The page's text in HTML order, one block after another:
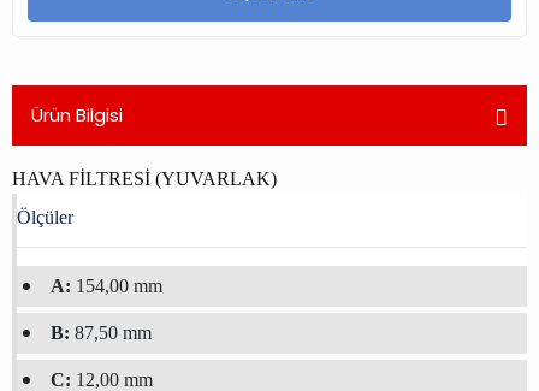
Ürün Bilgisi
HAVA FİLTRESİ (YUVARLAK)
Ölçüler
A: 154,00 mm
B: 87,50 mm
C: 12,00 mm